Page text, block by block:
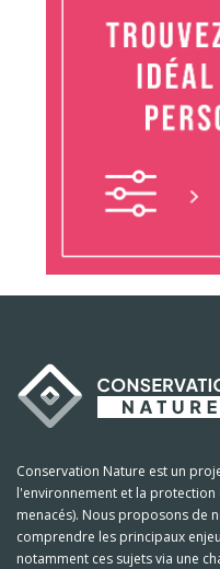
Conservation Nature est un
l'environnement et la
menacés). Nous proposons de
comprendre les principaux
notamment ces sujets via une